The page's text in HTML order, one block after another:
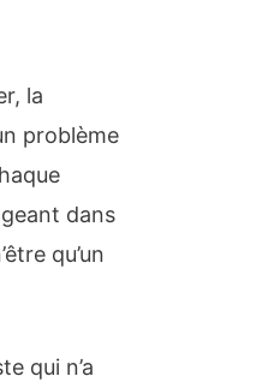
la
problème
dans
qu’un
qui n’a